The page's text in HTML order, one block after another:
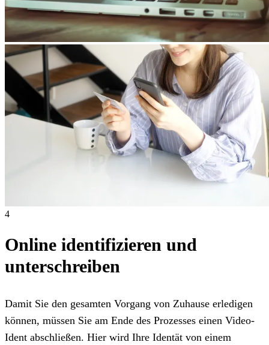
4
Online identifizieren und
unterschreiben
Damit Sie den gesamten Vorgang von Zuhause erledigen
können, müssen Sie am Ende des Prozesses einen Video-
Ident abschließen. Hier wird Ihre Identät von einem